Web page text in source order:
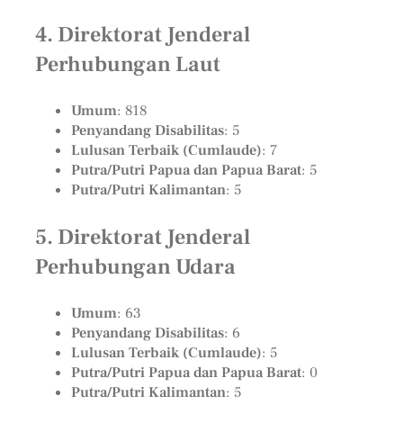
4. Direktorat Jenderal
Perhubungan Laut
Umum: 818
Penyandang Disabilitas: 5
Lulusan Terbaik (Cumlaude): 7
Putra/Putri Papua dan Papua Barat: 5
Putra/Putri Kalimantan: 5
5. Direktorat Jenderal
Perhubungan Udara
Umum: 63
Penyandang Disabilitas: 6
Lulusan Terbaik (Cumlaude): 5
Putra/Putri Papua dan Papua Barat: 0
Putra/Putri Kalimantan: 5